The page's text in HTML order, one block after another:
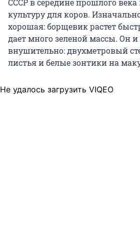
СССР в середине прошлого
культуру для коров.
хорошая: борщевик растет
дает много зеленой массы. Он
внушительно: двухметровый
листья и белые зонтики на
Не удалось загрузить VIQEO